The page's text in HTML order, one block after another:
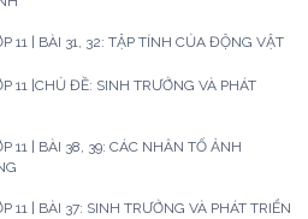
11 | BÀI 31, 32: TẬP TÍNH CỦA ĐỘNG VẬT
11 |CHỦ ĐỀ: SINH TRƯỞNG VÀ PHÁT
11 | BÀI 38, 39: CÁC NHÂN TỐ ẢNH
11 | BÀI 37: SINH TRƯỞNG VÀ PHÁT TRIỂN